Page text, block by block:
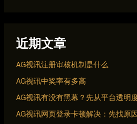
近期文章
AG视讯注册审核机制是什么
AG视讯中奖率有多高
AG视讯有没有黑幕？先从平台透明
AG视讯网页登录卡顿解决：先找原